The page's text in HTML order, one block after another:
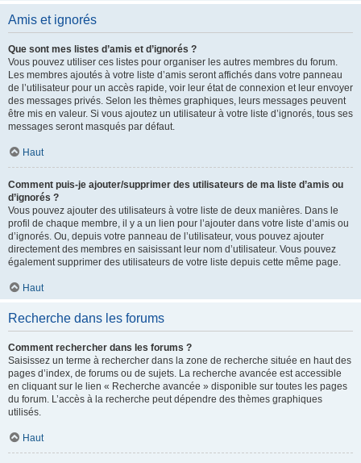
Amis et ignorés
Que sont mes listes d’amis et d’ignorés ?
Vous pouvez utiliser ces listes pour organiser les autres membres du forum.
Les membres ajoutés à votre liste d’amis seront affichés dans votre panneau
de l’utilisateur pour un accès rapide, voir leur état de connexion et leur envoyer
des messages privés. Selon les thèmes graphiques, leurs messages peuvent
être mis en valeur. Si vous ajoutez un utilisateur à votre liste d’ignorés, tous ses
messages seront masqués par défaut.
Haut
Comment puis-je ajouter/supprimer des utilisateurs de ma liste d’amis ou
d’ignorés ?
Vous pouvez ajouter des utilisateurs à votre liste de deux manières. Dans le
profil de chaque membre, il y a un lien pour l’ajouter dans votre liste d’amis ou
d’ignorés. Ou, depuis votre panneau de l’utilisateur, vous pouvez ajouter
directement des membres en saisissant leur nom d’utilisateur. Vous pouvez
également supprimer des utilisateurs de votre liste depuis cette même page.
Haut
Recherche dans les forums
Comment rechercher dans les forums ?
Saisissez un terme à rechercher dans la zone de recherche située en haut des
pages d’index, de forums ou de sujets. La recherche avancée est accessible
en cliquant sur le lien « Recherche avancée » disponible sur toutes les pages
du forum. L’accès à la recherche peut dépendre des thèmes graphiques
utilisés.
Haut